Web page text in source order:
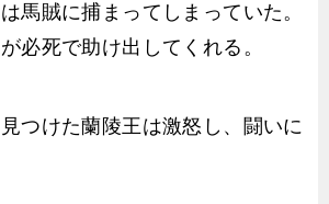
馬賊に捕まってしまっていた。
必死で助け出してくれる。
つけた蘭陵王は激怒し、闘いに